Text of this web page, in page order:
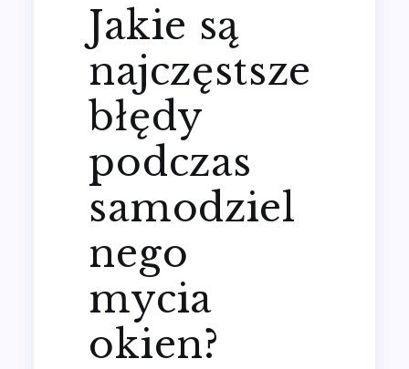
Jakie są
najczęstsze
błędy
podczas
samodziel
nego
mycia
okien?